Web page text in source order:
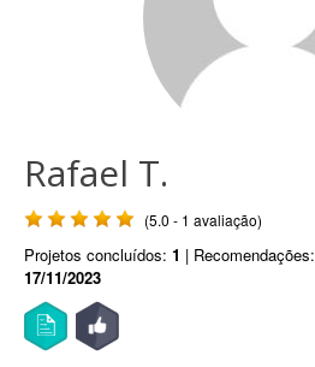
Rafael T.
(5.0 - 1 avaliação)
Projetos concluídos: 1 | Recomendações:
17/11/2023